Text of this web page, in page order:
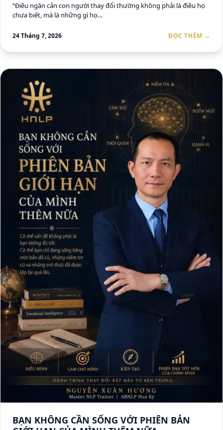
“Điều ngăn cản con người thay đổi thường không phải là điều họ
chưa biết, mà là những gì họ…
24 Tháng 7, 2026 ĐỌC THÊM →
BẠN KHÔNG CẦN SỐNG VỚI PHIÊN BẢN